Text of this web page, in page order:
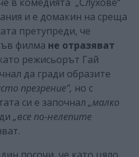
и е домакин на среща
претупреди, че
филма не отразяват
режисьорът Гай
да гради образите
презрение", но с
си е започнал „малко
„все по-нелепите